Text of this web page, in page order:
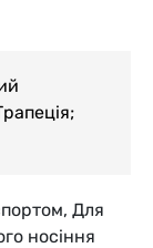
Для
носіння